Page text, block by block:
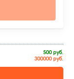
500 руб.
300000 руб.